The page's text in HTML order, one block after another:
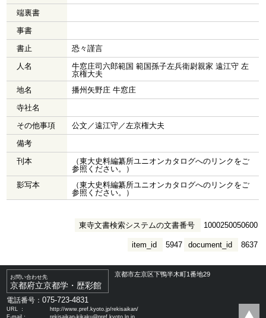
端裏書
事書
書止
恐々謹言
人名
牛窓庄司六郎範国 範国孫子左兵衛尉親家 遠江守 左
京権大夫
地名
播州矢野庄 牛窓庄
寺社名
その他事項
公文／遠江守／左京権大夫
備考
刊本
（東大史料編纂所ユニオンカタログへのリンクをご
参照ください。）
影写本
（東大史料編纂所ユニオンカタログへのリンクをご
参照ください。）
東寺文書検索システムの文書番号 1000250050600
document_id 8637
item_id 5947
お問い合わせ先
京都府立京都学・歴彩館
京都市左京区下鴨半木町1番地29
電話番号：075-723-4831
URL ：
http://www.pref.kyoto.jp/rekisaikan/
E-mail：
rekisaikan-kikaku@pref.kyoto.lg.jp